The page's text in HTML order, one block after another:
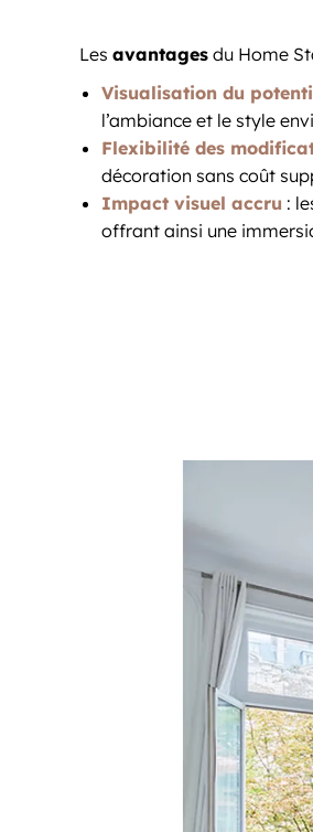
Les avantages du Home
Visualisation du
l’ambiance et le style
Flexibilité des
décoration sans coût
Impact visuel accru :
offrant ainsi une